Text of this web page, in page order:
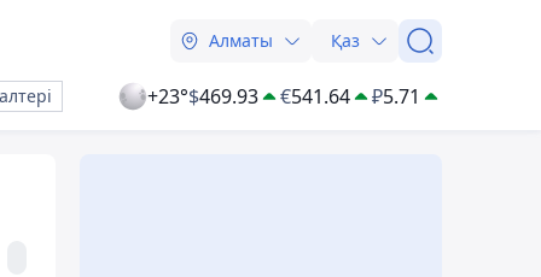
Алматы Қаз
+23°$469.93 €541.64 ₽5.71